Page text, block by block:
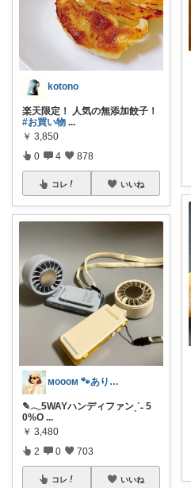
kotono
楽天限定！ 人気の無添加餃子！
#お買い物 ...
￥ 3,850
0 4 878
コレ いいね
ᴍᴏᴏᴏᴍ 🐾ありがとうございます🐹
✎𓂃5WAYハンディファンˎˊ˗ 5
0%O ...
￥ 3,480
2 0 703
コレ いいね